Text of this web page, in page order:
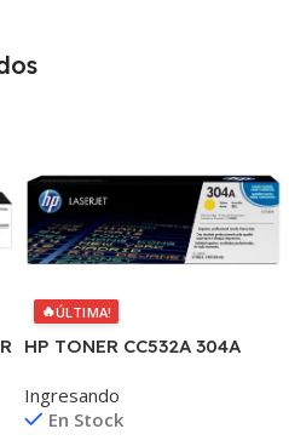
🔥ÚLTIMA!
HP TONER CC532A 304A
2020/2025/2030/2320
2.800 CPS CP
Ingresando
En Stock